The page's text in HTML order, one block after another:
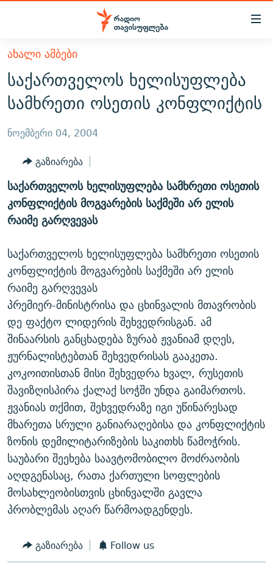
Accessibility
მთავარ
შინაარსზე
დაბრუნება
მთავარ
დაბრუნება
ძიებაზე
დაბრუნება
ᲐᲮᲐᲚᲘ ᲐᲛᲑᲔᲑᲘ
ᲗᲔᲛᲔᲑᲘ
ᲞᲝᲚᲘᲢᲘᲙᲐ
ᲔᲙᲝᲜᲝᲛᲘᲙᲐ
ᲡᲐᲖᲝᲒᲐᲓᲝᲔᲑᲐ
ᲡᲞᲝᲠᲢᲘ
ᲕᲘᲓᲔᲝ
ᲑᲚᲝᲒᲔᲑᲘ
ᲞᲝᲓᲙᲐᲡᲢᲔᲑᲘ
ᲜᲘᲙᲝᲡ ᲞᲝᲓᲙᲐᲡᲢᲘ
60 ᲓᲔᲪᲘᲑᲔᲚᲘ
ᲓᲘᲚᲘᲡ ᲡᲐᲣᲑᲠᲔᲑᲘ
ᲛᲝᲚᲐᲞᲐᲠᲐᲙᲔ ᲢᲔᲥᲡᲢᲔᲑᲘ
ᲨᲘᲜ - ᲣᲪᲮᲝᲔᲗᲨᲘ
ᲚᲘᲢᲔᲠᲐᲢᲣᲠᲣᲚᲘ ᲬᲐᲮᲜᲐᲒᲔᲑᲘ
ᲐᲛᲔᲠᲘᲙᲣᲚᲘ ᲛᲝᲗᲮᲠᲝᲑᲐ
ᲘᲛᲞᲔᲠᲘᲐ ᲓᲐ ᲠᲐᲓᲘᲝ
ᲗᲐᲕᲘᲡᲣᲤᲚᲔᲑᲘᲡ ᲛᲝᲜᲘᲢᲝᲠᲘ
ᲤᲔᲜᲝᲕᲐᲜᲘ - 2.10
ᲗᲥᲕᲔᲜᲘ ᲞᲣᲑᲚᲘᲙᲐᲪᲘᲔᲑᲘ
ᲞᲠᲝᲔᲥᲢᲔᲑᲘ
ᲓᲐᲛᲝᲣᲙᲘᲓᲔᲑᲚᲝᲑᲘᲡ 100 ᲬᲔᲚᲘ
ᲩᲔᲛᲘ ᲡᲘᲙᲕᲓᲘᲚᲘᲡ ᲛᲘᲖᲔᲖᲘᲐ COVID-19
11 ᲬᲔᲚᲘ - 11 ᲐᲛᲑᲐᲕᲘ
ᲡᲐᲞᲐᲠᲚᲐᲛᲔᲜᲢᲝ ᲐᲠᲩᲔᲕᲜᲔᲑᲘᲡ ᲘᲡᲢᲝᲠᲘᲐ
ᲑᲐᲕᲨᲕᲔᲑᲘ ᲞᲠᲝᲡᲢᲘᲢᲣᲪᲘᲐᲨᲘ - ᲐᲛᲝᲣᲗᲥᲛᲔᲚᲘ ᲐᲛᲑᲐᲕᲘ
5 ᲐᲛᲑᲐᲕᲘ - 20 ᲘᲕᲜᲘᲡᲡ ᲓᲐᲨᲐᲕᲔᲑᲣᲚᲔᲑᲘ
ᲐᲒᲕᲘᲡᲢᲝᲡ ᲝᲛᲘ
ПРИВЕТ ᲙᲣᲚᲢᲣᲠᲐ
ЭХО КАВКАЗА
ᲒᲐᲛᲝᲘᲬᲔᲠᲔ
რთე/რთ-ის ყველა საიტი
ᲐᲮᲐᲚᲘ ᲐᲛᲑᲔᲑᲘ
საქართველოს ხელისუფლება
სამხრეთი ოსეთის კონფლიქტის
ნოემბერი 04, 2004
გაზიარება
საქართველოს ხელისუფლება სამხრეთი ოსეთის
კონფლიქტის მოგვარების საქმეში არ ელის
რაიმე გარღვევას
საქართველოს ხელისუფლება სამხრეთი ოსეთის
კონფლიქტის მოგვარების საქმეში არ ელის
რაიმე გარღვევას
პრემიერ-მინისტრისა და ცხინვალის მთავრობის
დე ფაქტო ლიდერის შეხვედრისგან. ამ
შინაარსის განცხადება ზურაბ ჟვანიამ დღეს,
ჟურნალისტებთან შეხვედრისას გააკეთა.
კოკოითისთან მისი შეხვედრა ხვალ, რუსეთის
შავიზღისპირა ქალაქ სოჭში უნდა გაიმართოს.
ჟვანიას თქმით, შეხვედრაზე იგი უწინარესად
მხარეთა სრული განიარაღებისა და კონფლიქტის
ზონის დემილიტარიზების საკითხს წამოჭრის.
საუბარი შეეხება საავტომობილო მოძრაობის
აღდგენასაც, რათა ქართული სოფლების
მოსახლეობისთვის ცხინვალში გავლა
პრობლემას აღარ წარმოადგენდეს.
გაზიარება Follow us